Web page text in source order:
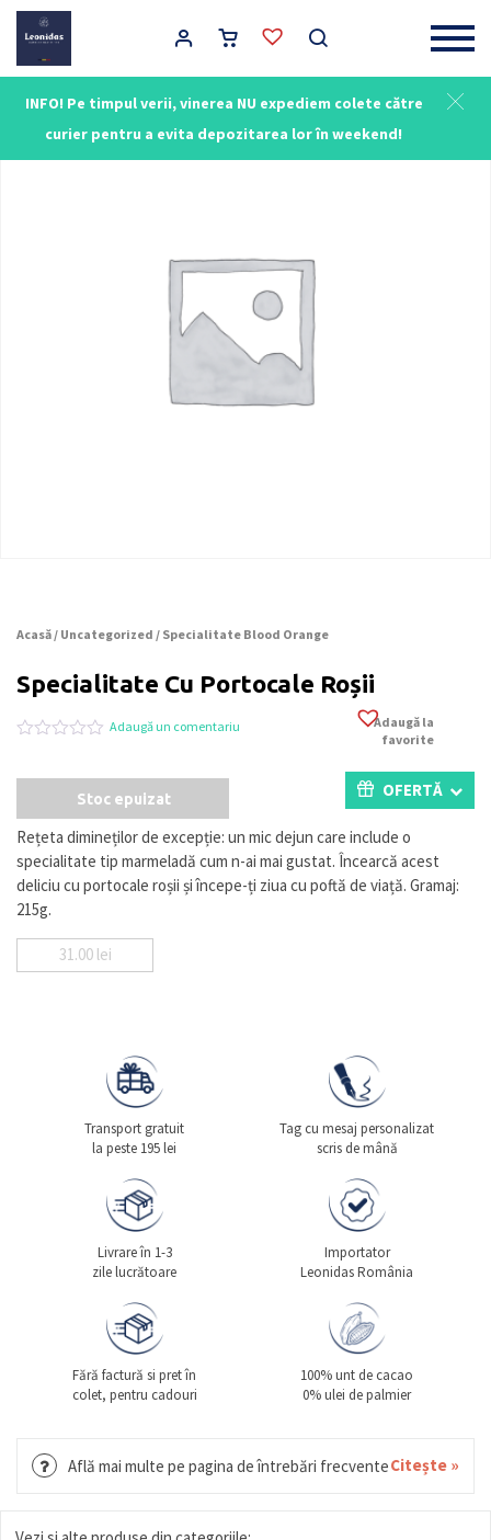
INFO! Pe timpul verii, vinerea NU expediem colete către
curier pentru a evita depozitarea lor în weekend!
Main Navigation
Acasă/ Uncategorized / Specialitate Blood Orange
Specialitate Cu Portocale Roșii
0
5
pe
baza
a
evaluări
la
Adaugă un comentariu
Adaugă la
favorite
Stoc epuizat OFERTĂ
Rețeta dimineților de excepție: un mic dejun care include o
specialitate tip marmeladă cum n-ai mai gustat. Încearcă acest
deliciu cu portocale roșii și începe-ți ziua cu poftă de viață. Gramaj:
215g.
31.00 lei
Transport gratuit
la peste 195 lei
Tag cu mesaj personalizat
scris de mână
Livrare în 1-3
zile lucrătoare
Importator
Leonidas România
Fără factură si pret în
colet, pentru cadouri
100% unt de cacao
0% ulei de palmier
Află mai multe pe pagina de întrebări frecventeCitește »